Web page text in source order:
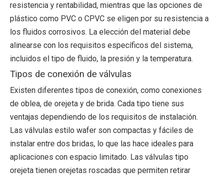
resistencia y rentabilidad, mientras que las opciones de
plástico como PVC o CPVC se eligen por su resistencia a
los fluidos corrosivos. La elección del material debe
alinearse con los requisitos específicos del sistema,
incluidos el tipo de fluido, la presión y la temperatura.
Tipos de conexión de válvulas
Existen diferentes tipos de conexión, como conexiones
de oblea, de orejeta y de brida. Cada tipo tiene sus
ventajas dependiendo de los requisitos de instalación.
Las válvulas estilo wafer son compactas y fáciles de
instalar entre dos bridas, lo que las hace ideales para
aplicaciones con espacio limitado. Las válvulas tipo
orejeta tienen orejetas roscadas que permiten retirar